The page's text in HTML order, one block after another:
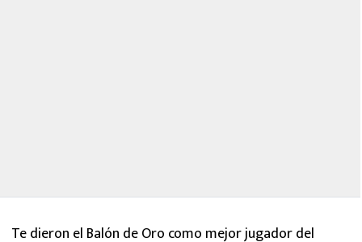
Te dieron el Balón de Oro como mejor jugador del